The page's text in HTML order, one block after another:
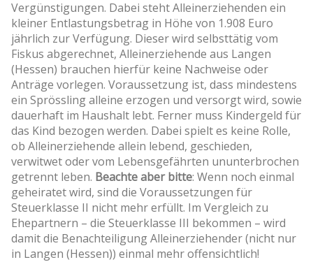
Vergünstigungen. Dabei steht Alleinerziehenden ein
kleiner Entlastungsbetrag in Höhe von 1.908 Euro
jährlich zur Verfügung. Dieser wird selbsttätig vom
Fiskus abgerechnet, Alleinerziehende aus Langen
(Hessen) brauchen hierfür keine Nachweise oder
Anträge vorlegen. Voraussetzung ist, dass mindestens
ein Sprössling alleine erzogen und versorgt wird, sowie
dauerhaft im Haushalt lebt. Ferner muss Kindergeld für
das Kind bezogen werden. Dabei spielt es keine Rolle,
ob Alleinerziehende allein lebend, geschieden,
verwitwet oder vom Lebensgefährten ununterbrochen
getrennt leben. Beachte aber bitte: Wenn noch einmal
geheiratet wird, sind die Voraussetzungen für
Steuerklasse II nicht mehr erfüllt. Im Vergleich zu
Ehepartnern – die Steuerklasse III bekommen – wird
damit die Benachteiligung Alleinerziehender (nicht nur
in Langen (Hessen)) einmal mehr offensichtlich!